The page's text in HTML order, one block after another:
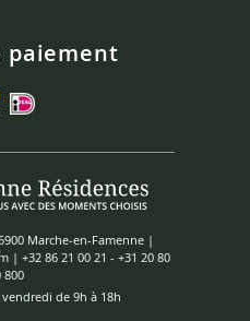
paiement
Marche-en-Famenne |
| +32 86 21 00 21 - +31 20 80
800
de 9h à 18h